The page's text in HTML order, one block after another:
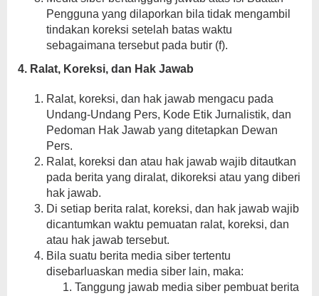
Pengguna yang dilaporkan bila tidak mengambil
tindakan koreksi setelah batas waktu
sebagaimana tersebut pada butir (f).
4. Ralat, Koreksi, dan Hak Jawab
Ralat, koreksi, dan hak jawab mengacu pada
Undang-Undang Pers, Kode Etik Jurnalistik, dan
Pedoman Hak Jawab yang ditetapkan Dewan
Pers.
Ralat, koreksi dan atau hak jawab wajib ditautkan
pada berita yang diralat, dikoreksi atau yang diberi
hak jawab.
Di setiap berita ralat, koreksi, dan hak jawab wajib
dicantumkan waktu pemuatan ralat, koreksi, dan
atau hak jawab tersebut.
Bila suatu berita media siber tertentu
disebarluaskan media siber lain, maka:
Tanggung jawab media siber pembuat berita